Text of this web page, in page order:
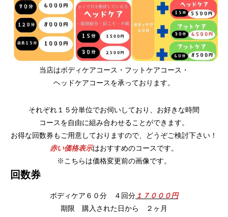
当店はボディケアコース・フットケアコース・
ヘッドケアコースを承っております。
それぞれ１５分単位でお伺いしており、お好きな時間
コースを自由に組み合わせることができます。
お得な回数券もご用意しておりますので、どうぞご検討下さい！
赤い価格表示はおすすめのコースです。
※こちらは価格変更前の画像です。
回数券
ボディケア６０分 ４回分 １７０００円
期限 購入された日から ２ヶ月